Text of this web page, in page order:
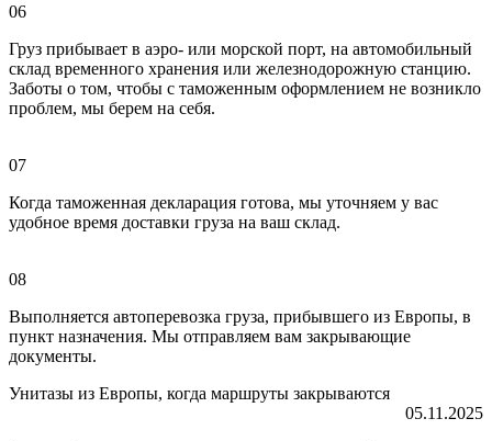
06
Груз прибывает в аэро- или морской порт, на автомобильный
склад временного хранения или железнодорожную станцию.
Заботы о том, чтобы с таможенным оформлением не возникло
проблем, мы берем на себя.
07
Когда таможенная декларация готова, мы уточняем у вас
удобное время доставки груза на ваш склад.
08
Выполняется автоперевозка груза, прибывшего из Европы, в
пункт назначения. Мы отправляем вам закрывающие
документы.
Унитазы из Европы, когда маршруты закрываются
05.11.2025